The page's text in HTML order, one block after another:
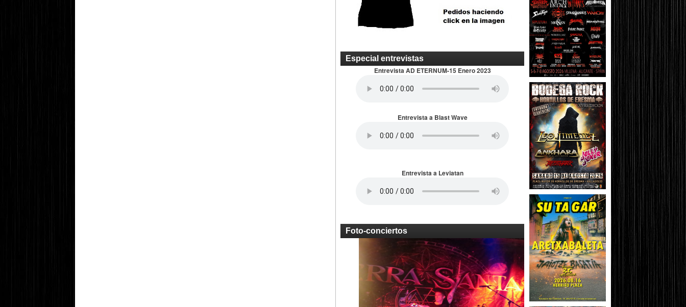
Especial entrevistas
Entrevista AD ETERNUM-15 Enero 2023
Entrevista a Blast Wave
Entrevista a Leviatan
Foto-conciertos